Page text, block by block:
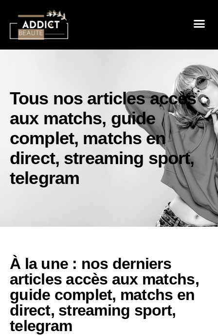
Tous nos articlesaccès
aux matchs, guide
complet, matchs en
direct, streaming sport,
telegram
À la une : nos derniers
articles accès aux matchs,
guide complet, matchs en
direct, streaming sport,
telegram